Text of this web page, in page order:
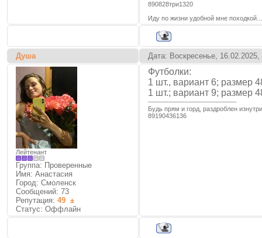
890828три1320
Иду по жизни удобной мне походкой...
Душа Дата: Воскресенье,
Лейтенант
Группа: Проверенные
Имя: Анастасия
Город: Смоленск
Сообщений: 73
Репутация: 49 ±
Статус: Оффлайн
Футболки:
1 шт., вариант 6; размер
1 шт.; вариант 9; размер
Будь прям и горд, раздроблен
89190436136